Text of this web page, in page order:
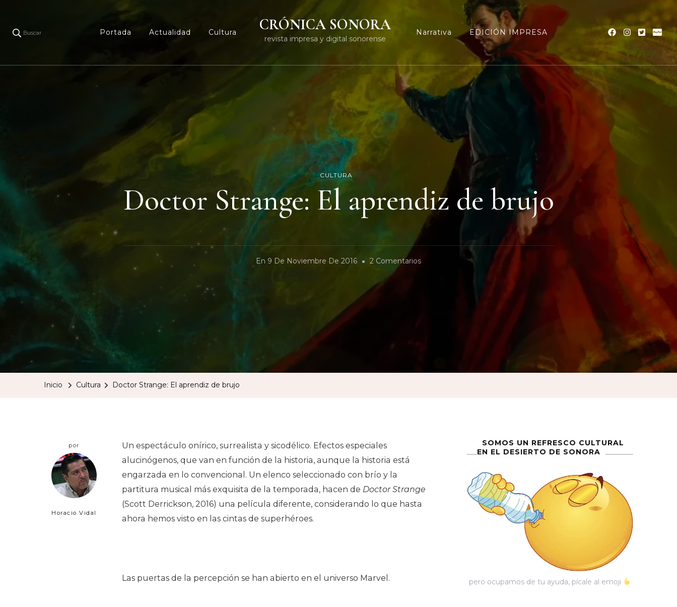
Buscar Portada Actualidad Cultura CRÓNICA SONORA
revista impresa y digital sonorense
Narrativa EDICIÓN IMPRESA
CULTURA
Doctor Strange: El aprendiz de brujo
En 9 De Noviembre De 2016 2 ComentariosEn
Inicio Cultura Doctor Strange: El aprendiz de brujo
por
Horacio Vidal
Un espectáculo onírico, surrealista y sicodélico. Efectos especiales
alucinógenos, que van en función de la historia, aunque la historia está
engarzada en lo convencional. Un elenco seleccionado con brío y la
partitura musical más exquisita de la temporada, hacen de Doctor Strange
(Scott Derrickson, 2016) una película diferente, considerando lo que hasta
ahora hemos visto en las cintas de superhéroes.
Las puertas de la percepción se han abierto en el universo Marvel.
SOMOS UN REFRESCO CULTURAL
EN EL DESIERTO DE SONORA
pero ocupamos de tu ayuda, pícale al emoji